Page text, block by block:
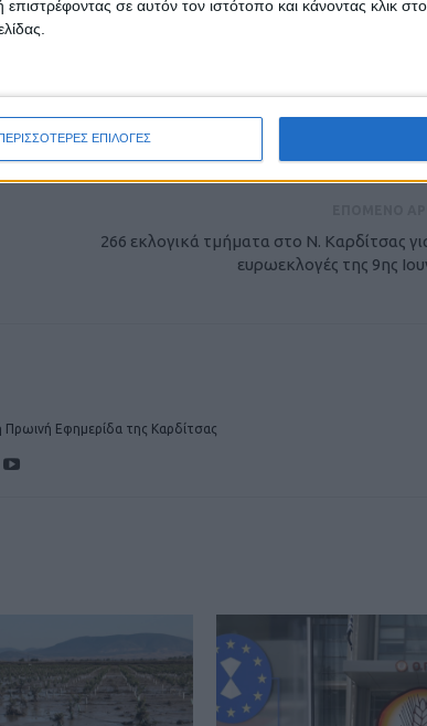
σε αυτόν τον ιστότοπο και κάνοντας κλικ
ΠΕΡΙΣΣΟΤΕΡΕΣ ΕΠΙΛΟΓΕΣ
ΝΕΟΣ ΑΓΩΝ στο Google News!
της Καρδίτσας και ευρύτερα της Θεσσαλίας
266 εκλογικά τμήματα στο Ν. Καρδίτσας
ευρωεκλογές της 9ης
Πρωινή Εφημερίδα της Καρδίτσας